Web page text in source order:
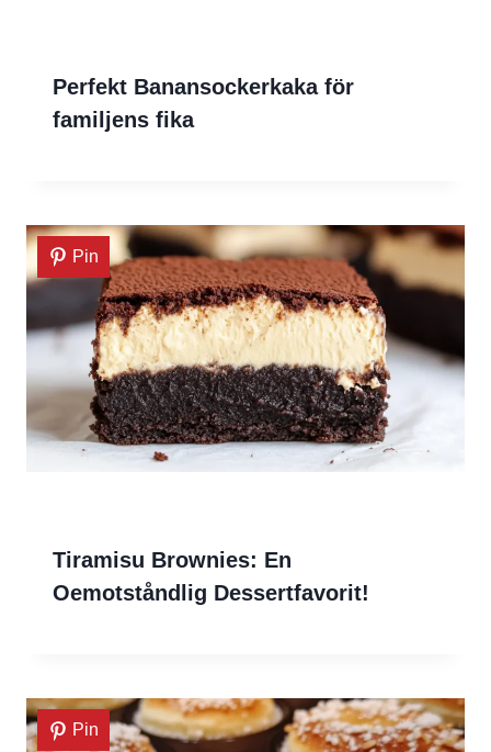
Perfekt Banansockerkaka för
familjens fika
Pin
Tiramisu Brownies: En
Oemotståndlig Dessertfavorit!
Pin